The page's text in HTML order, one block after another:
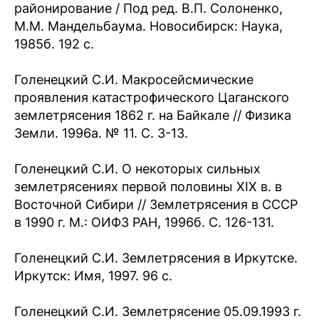
районирование / Под ред. В.П. Солоненко,
М.М. Мандельбаума. Новосибирск: Наука,
1985б. 192 с.
Голенецкий С.И. Макросейсмические
проявления катастрофического Цаганского
землетрясения 1862 г. на Байкале // Физика
Земли. 1996а. № 11. С. 3-13.
Голенецкий С.И. О некоторых сильных
землетрясениях первой половины XIX в. в
Восточной Сибири // Землетрясения в СССР
в 1990 г. М.: ОИФЗ РАН, 1996б. С. 126-131.
Голенецкий С.И. Землетрясения в Иркутске.
Иркутск: Имя, 1997. 96 c.
Голенецкий С.И. Землетрясение 05.09.1993 г.